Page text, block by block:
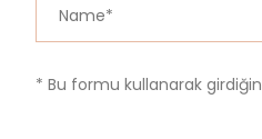
* Bu formu kullanarak